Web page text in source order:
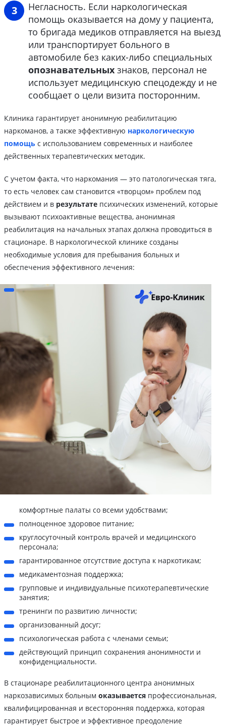
Негласность. Если наркологическая
помощь оказывается на дому у пациента,
то бригада медиков отправляется на выезд
или транспортирует больного в
автомобиле без каких-либо специальных
опознавательных знаков, персонал не
использует медицинскую спецодежду и не
сообщает о цели визита посторонним.
Клиника гарантирует анонимную реабилитацию
наркоманов, а также эффективную наркологическую
помощь с использованием современных и наиболее
действенных терапевтических методик.
С учетом факта, что наркомания — это патологическая тяга,
то есть человек сам становится «творцом» проблем под
действием и в результате психических изменений, которые
вызывают психоактивные вещества, анонимная
реабилитация на начальных этапах должна проводиться в
стационаре. В наркологической клинике созданы
необходимые условия для пребывания больных и
обеспечения эффективного лечения:
комфортные палаты со всеми удобствами;
полноценное здоровое питание;
круглосуточный контроль врачей и медицинского
персонала;
гарантированное отсутствие доступа к наркотикам;
медикаментозная поддержка;
групповые и индивидуальные психотерапевтические
занятия;
тренинги по развитию личности;
организованный досуг;
психологическая работа с членами семьи;
действующий принцип сохранения анонимности и
конфиденциальности.
В стационаре реабилитационного центра анонимных
наркозависимых больным оказывается профессиональная,
квалифицированная и всесторонняя поддержка, которая
гарантирует быстрое и эффективное преодоление